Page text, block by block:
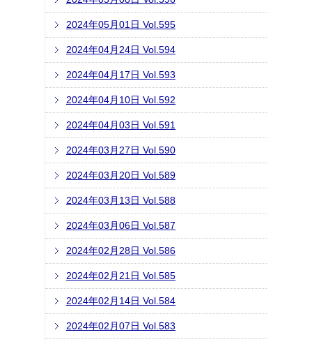
2024年05月01日 Vol.595
2024年04月24日 Vol.594
2024年04月17日 Vol.593
2024年04月10日 Vol.592
2024年04月03日 Vol.591
2024年03月27日 Vol.590
2024年03月20日 Vol.589
2024年03月13日 Vol.588
2024年03月06日 Vol.587
2024年02月28日 Vol.586
2024年02月21日 Vol.585
2024年02月14日 Vol.584
2024年02月07日 Vol.583